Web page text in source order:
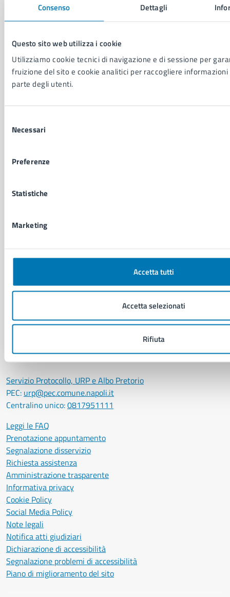
Consenso Dettagli
Questo sito web utilizza i cookie
Utilizziamo cookie tecnici di navigazione e di sessione per
fruizione del sito e cookie analitici per raccogliere
parte degli utenti.
delNecessari
Preferenze
Statistiche
Marketing
Accetta tutti
Accetta selezionati
Rifiuta
Educazione e formazione
Giustizia e sicurezza pubblica
Salute, benessere e assistenza
Servizi Cimiteriali
Vita lavorativa
Avvisi
Comunicati stampa della Giunta Comunale
Comunicati stampa del Consiglio Comunale
Luoghi
Eventi
Comune di Napoli
Palazzo San Giacomo, Piazza Municipio - 80133
LEI: 8156007FF4DEB97ABA09
Servizio Protocollo, URP e Albo Pretorio
PEC: urp@pec.comune.napoli.it
Centralino unico:0817951111
Leggi le FAQ
Prenotazione appuntamento
Segnalazione disservizio
Richiesta assistenza
Amministrazione trasparente
Informativa privacy
Cookie Policy
Social Media Policy
Note legali
Notifica atti giudiziari
Dichiarazione di accessibilità
Segnalazione problemi di accessibilità
Piano di miglioramento del sito